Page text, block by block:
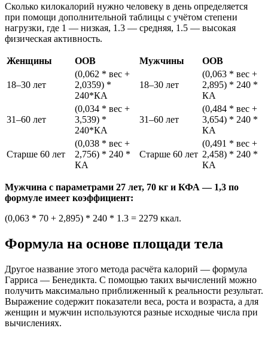
Сколько килокалорий нужно человеку в день определяется
при помощи дополнительной таблицы с учётом степени
нагрузки, где 1 — низкая, 1.3 — средняя, 1.5 — высокая
физическая активность.
Женщины ООВ Мужчины ООВ
18–30 лет
(0,062 * вес +
2,0359) *
240*КА
18–30 лет
(0,063 * вес +
2,895) * 240 *
КА
31–60 лет
(0,034 * вес +
3,539) *
240*КА
31–60 лет
(0,484 * вес +
3,654) * 240 *
КА
Старше 60 лет
(0,038 * вес +
2,756) * 240 *
КА
Старше 60 лет
(0,491 * вес +
2,458) * 240 *
КА
Мужчина с параметрами 27 лет, 70 кг и КФА — 1,3 по
формуле имеет коэффициент:
(0,063 * 70 + 2,895) * 240 * 1.3 = 2279 ккал.
Формула на основе площади тела
Другое название этого метода расчёта калорий — формула
Гарриса — Бенедикта. С помощью таких вычислений можно
получить максимально приближенный к реальности результат.
Выражение содержит показатели веса, роста и возраста, а для
женщин и мужчин используются разные исходные числа при
вычислениях.